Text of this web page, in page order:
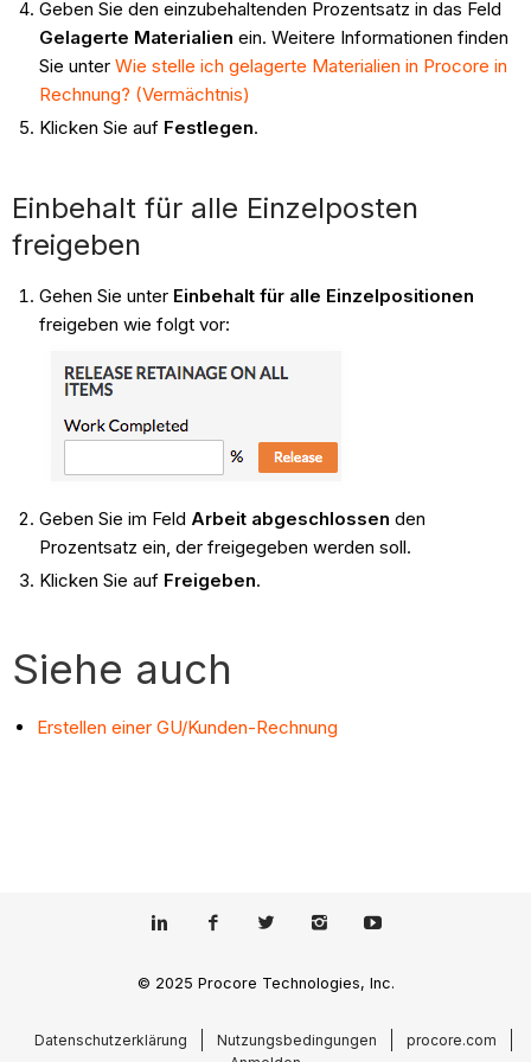
Geben Sie den einzubehaltenden Prozentsatz in das Feld
Gelagerte Materialien ein. Weitere Informationen finden
Sie unter Wie stelle ich gelagerte Materialien in Procore in
Rechnung? (Vermächtnis)
Klicken Sie auf Festlegen.
Einbehalt für alle Einzelposten
freigeben
Gehen Sie unter Einbehalt für alle Einzelpositionen
freigeben wie folgt vor:
Geben Sie im Feld Arbeit abgeschlossen den
Prozentsatz ein, der freigegeben werden soll.
Klicken Sie auf Freigeben.
Siehe auch
Erstellen einer GU/Kunden-Rechnung
© 2025 Procore Technologies, Inc.
Datenschutzerklärung Nutzungsbedingungen
procore.com